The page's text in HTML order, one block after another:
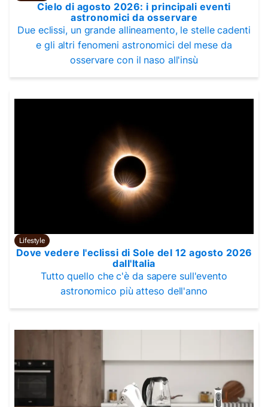
Cielo di agosto 2026: i principali eventi
astronomici da osservare
Due eclissi, un grande allineamento, le stelle cadenti
e gli altri fenomeni astronomici del mese da
osservare con il naso all'insù
Lifestyle
Dove vedere l'eclissi di Sole del 12 agosto 2026
dall'Italia
Tutto quello che c'è da sapere sull'evento
astronomico più atteso dell'anno